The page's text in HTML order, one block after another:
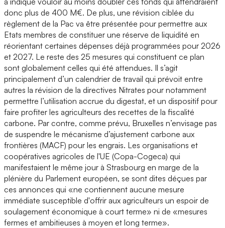
donc plus de 400 M€. De plus, une révision ciblée du
règlement de la Pac va être présentée pour permettre aux
Etats membres de constituer une réserve de liquidité en
réorientant certaines dépenses déjà programmées pour 2026
et 2027. Le reste des 25 mesures qui constituent ce plan
sont globalement celles qui été attendues. Il s’agit
principalement d’un calendrier de travail qui prévoit entre
autres la révision de la directives Nitrates pour notamment
permettre l’utilisation accrue du digestat, et un dispositif pour
faire profiter les agriculteurs des recettes de la fiscalité
carbone. Par contre, comme prévu, Bruxelles n’envisage pas
de suspendre le mécanisme d’ajustement carbone aux
frontières (MACF) pour les engrais. Les organisations et
coopératives agricoles de l'UE (Copa-Cogeca) qui
manifestaient le même jour à Strasbourg en marge de la
plénière du Parlement européen, se sont dites déçues par
ces annonces qui «ne contiennent aucune mesure
immédiate susceptible d'offrir aux agriculteurs un espoir de
soulagement économique à court terme» ni de «mesures
fermes et ambitieuses à moyen et long terme».